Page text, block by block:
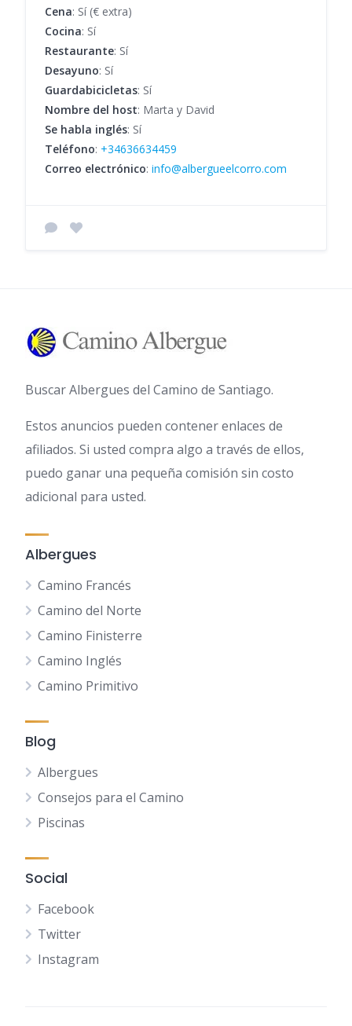
Cena: Sí (€ extra)
Cocina: Sí
Restaurante: Sí
Desayuno: Sí
Guardabicicletas: Sí
Nombre del host: Marta y David
Se habla inglés: Sí
Teléfono: +34636634459
Correo electrónico: info@albergueelcorro.com
Buscar Albergues del Camino de Santiago.
Estos anuncios pueden contener enlaces de
afiliados. Si usted compra algo a través de ellos,
puedo ganar una pequeña comisión sin costo
adicional para usted.
Albergues
Camino Francés
Camino del Norte
Camino Finisterre
Camino Inglés
Camino Primitivo
Blog
Albergues
Consejos para el Camino
Piscinas
Social
Facebook
Twitter
Instagram